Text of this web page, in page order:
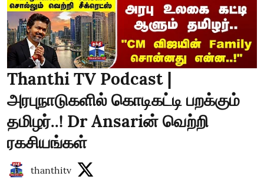
Thanthi TV Podcast |
அரபுநாடுகளில் கொடிகட்டி பறக்கும்
தமிழர்..! Dr Ansariன் வெற்றி
ரகசியங்கள்
thanthitv